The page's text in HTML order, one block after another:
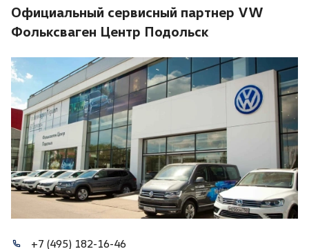
Официальный сервисный партнер VW
Фольксваген Центр Подольск
+7 (495) 182-16-46